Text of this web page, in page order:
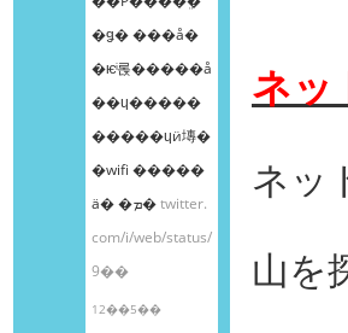
�ǥ� ���å�
�ѥͥ롡�����å
��ɥ�����
�����ɥӥ塼�
�wifi �����
ä� �ܡ�twitter.
com/i/web/status/
9��
12��5��
ネッ
ネッ
山を